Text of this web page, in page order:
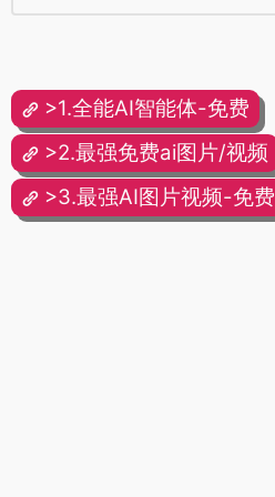
>1.全能AI智能体-免费
>2.最强免费ai图片/视频
>3.最强AI图片视频-免费